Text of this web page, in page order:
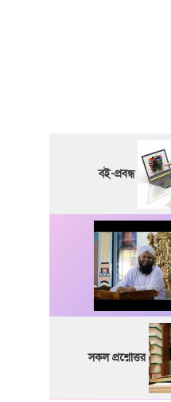
বই-প্রবন্ধ
সকল প্রশ্নোত্তর